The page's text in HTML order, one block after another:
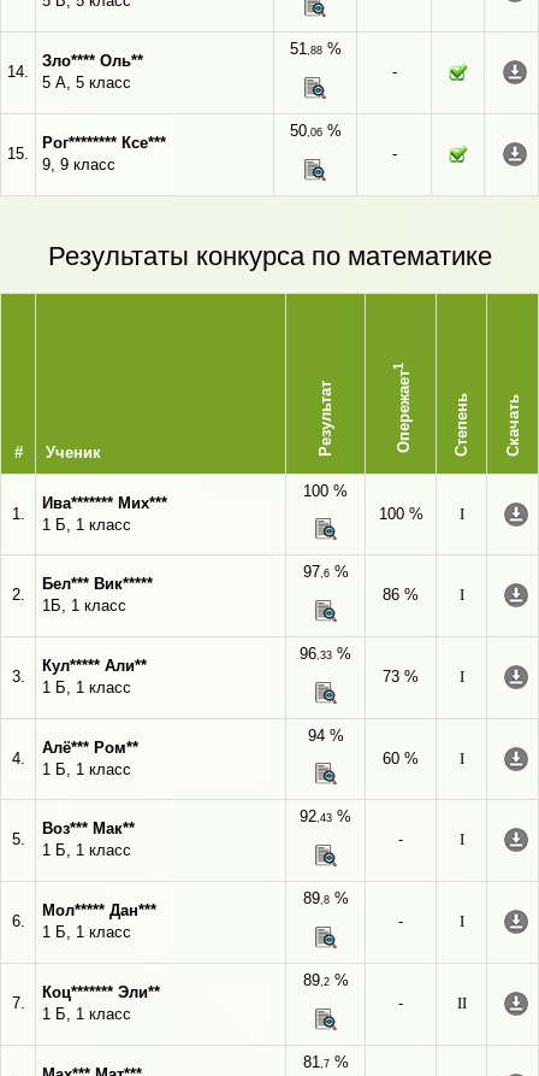
14.
Зло**** Оль**
5 А, 5 класс
51,88%
-
15.
Рог******** Ксе***
9, 9 класс
50,06%
-
Результаты конкурса по математике
# Ученик Результат Опережает
1
Степень Скачать
1.
Ива******* Мих***
1 Б, 1 класс
100 %
100 %
I
2.
Бел*** Вик*****
1Б, 1 класс
97,6%
86 %
I
3.
Кул***** Али**
1 Б, 1 класс
96,33 %
73 %
I
4.
Алё*** Ром**
1 Б, 1 класс
94 %
60 %
I
5.
Воз*** Мак**
1 Б, 1 класс
92,43 %
-
I
6.
Мол***** Дан***
1 Б, 1 класс
89,8%
-
I
7.
Коц******* Эли**
1 Б, 1 класс
89,2%
-
II
81,7%